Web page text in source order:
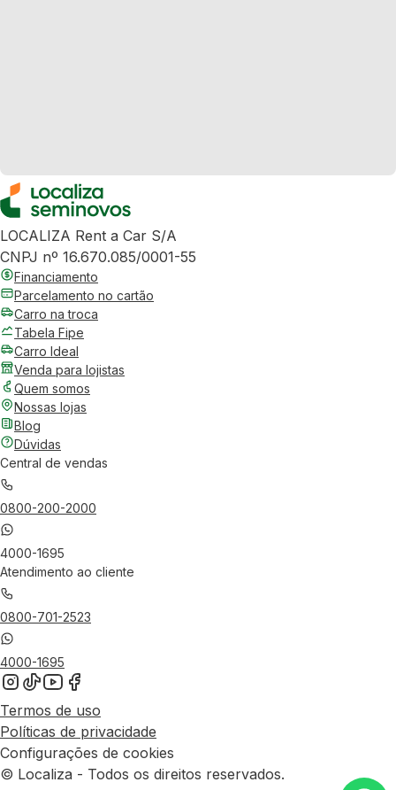
LOCALIZA Rent a Car S/A
CNPJ nº 16.670.085/0001-55
Financiamento
Parcelamento no cartão
Carro na troca
Tabela Fipe
Carro Ideal
Venda para lojistas
Quem somos
Nossas lojas
Blog
Dúvidas
Central de vendas
0800-200-2000
4000-1695
Atendimento ao cliente
0800-701-2523
4000-1695
Termos de uso
Políticas de privacidade
Configurações de cookies
© Localiza - Todos os direitos reservados.